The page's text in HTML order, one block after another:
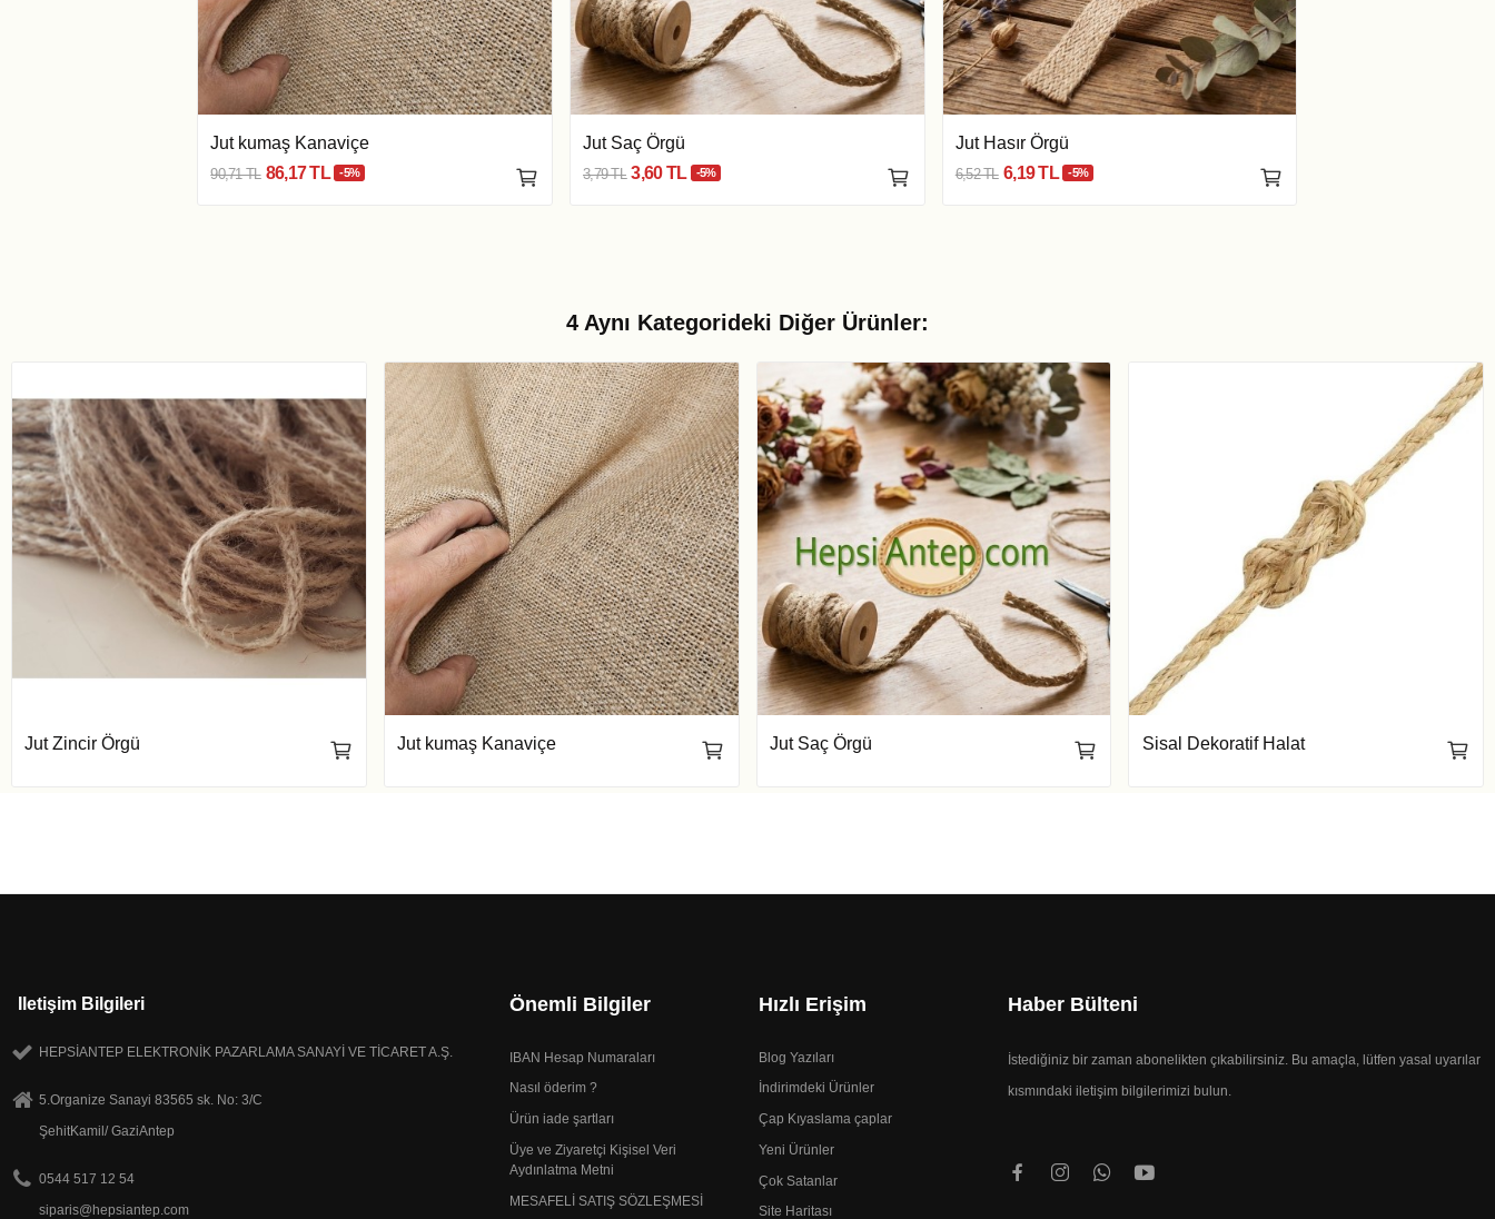
Jut kumaş Kanaviçe
90,71 TL 86,17 TL -5%
Jut Saç Örgü
3,79 TL 3,60 TL -5%
Jut Hasır Örgü
6,52 TL 6,19 TL -5%
4 Aynı Kategorideki Diğer Ürünler:
Jut Zincir Örgü Jut kumaş Kanaviçe Jut Saç Örgü Sisal Dekoratif Halat
Iletişim Bilgileri
HEPSİANTEP ELEKTRONİK PAZARLAMA SANAYİ VE TİCARET A.Ş.
5.Organize Sanayi 83565 sk. No: 3/C
ŞehitKamil/ GaziAntep
0544 517 12 54
siparis@hepsiantep.com
Önemli Bilgiler
IBAN Hesap Numaraları
Nasıl öderim ?
Ürün iade şartları
Üye ve Ziyaretçi Kişisel Veri
Aydınlatma Metni
MESAFELİ SATIŞ SÖZLEŞMESİ
Hızlı Erişim
Blog Yazıları
İndirimdeki Ürünler
Çap Kıyaslama çaplar
Yeni Ürünler
Çok Satanlar
Site Haritası
Haber Bülteni
İstediğiniz bir zaman abonelikten çıkabilirsiniz. Bu amaçla, lütfen yasal uyarılar
kısmındaki iletişim bilgilerimizi bulun.